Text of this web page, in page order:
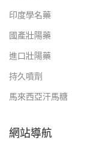
印度學名藥
國產壯陽藥
進口壯陽藥
持久噴劑
馬來西亞汗馬糖
網站導航